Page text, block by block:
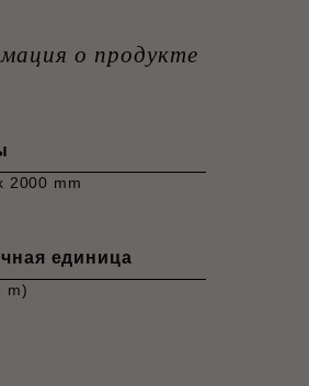
о продукте
2000 mm
единица
m)